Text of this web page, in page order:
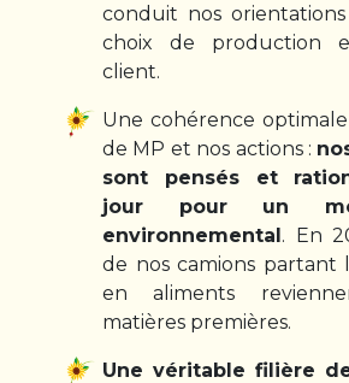
conduit nos
choix de production
client.
Une cohérence
de MP et nos actions :
sont pensés et
jour pour un
environnemental. En
de nos camions partant
en aliments
matières premières.
Une véritable filière